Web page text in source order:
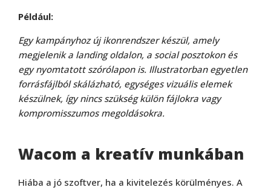
Például:
Egy kampányhoz új ikonrendszer készül, amely
megjelenik a landing oldalon, a social posztokon és
egy nyomtatott szórólapon is. Illustratorban egyetlen
forrásfájlból skálázható, egységes vizuális elemek
készülnek, így nincs szükség külön fájlokra vagy
kompromisszumos megoldásokra.
Wacom a kreatív munkában
Hiába a jó szoftver, ha a kivitelezés körülményes. A